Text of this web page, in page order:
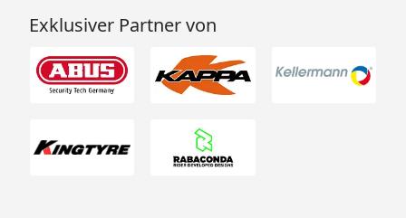
Exklusiver Partner von